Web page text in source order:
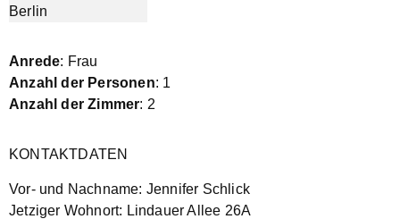
Anrede: Frau
Anzahl der Personen: 1
Anzahl der Zimmer: 2
KONTAKTDATEN
Vor- und Nachname: Jennifer Schlick
Jetziger Wohnort: Lindauer Allee 26A